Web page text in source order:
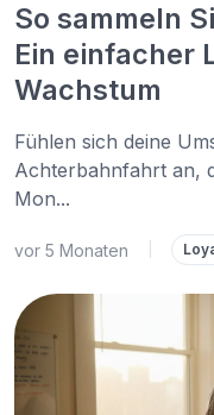
So sammeln
Ein einfacher
Wachstum
Fühlen sich deine
Achterbahnfahrt an,
Mon...
vor 5 Monaten